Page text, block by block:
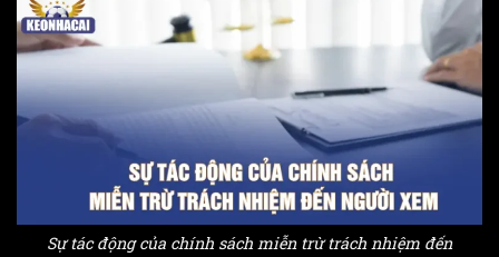
Sự tác động của chính sách miễn trừ trách nhiệm đến